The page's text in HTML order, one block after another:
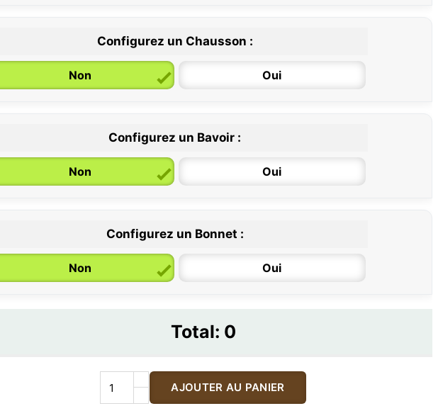
6 / 12 mois
Configurez un Chausson :
Non Oui
Configurez un Bavoir :
Non Oui
Configurez un Bonnet :
Non Oui
Total: 0
AJOUTER AU PANIER